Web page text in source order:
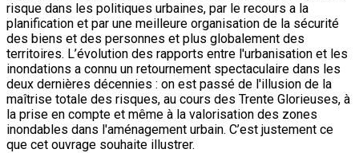
risque dans les politiques urbaines, par le recours a la
planification et par une meilleure organisation de la sécurité
des biens et des personnes et plus globalement des
territoires. L’évolution des rapports entre l'urbanisation et les
inondations a connu un retournement spectaculaire dans les
deux dernières décennies : on est passé de l'illusion de la
maîtrise totale des risques, au cours des Trente Glorieuses, à
la prise en compte et même à la valorisation des zones
inondables dans l'aménagement urbain. C’est justement ce
que cet ouvrage souhaite illustrer.